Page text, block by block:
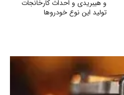
و هیبریدی و احداث کارخانجات
تولید این نوع خودروها